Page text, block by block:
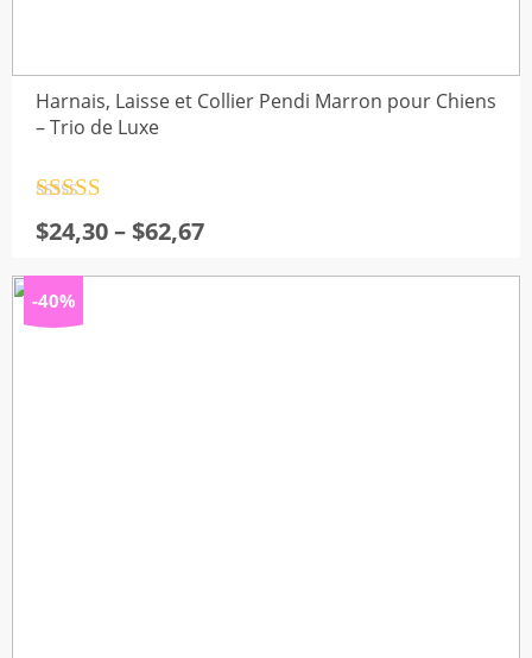
Harnais, Laisse et Collier Pendi Marron pour Chiens
– Trio de Luxe
sur 5
$24,30– $62,67
Plage
prix :
$24,30
-40%